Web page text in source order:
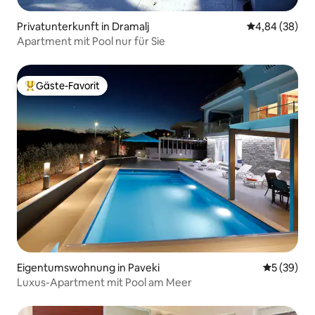
Privatunterkunft in Dramalj
4,84 (38)
Apartment mit Pool nur für Sie
Beliebter Gäste-Favorit.
Gäste-Favorit
Eigentumswohnung in Paveki
5 (39)
Luxus-Apartment mit Pool am Meer